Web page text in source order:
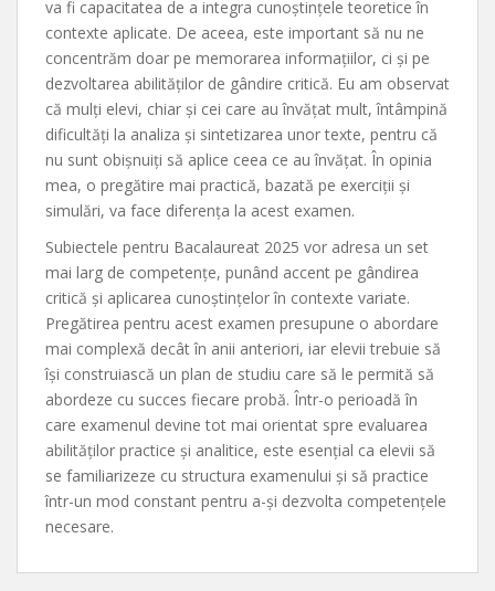
va fi capacitatea de a integra cunoștințele teoretice în
contexte aplicate. De aceea, este important să nu ne
concentrăm doar pe memorarea informațiilor, ci și pe
dezvoltarea abilităților de gândire critică. Eu am observat
că mulți elevi, chiar și cei care au învățat mult, întâmpină
dificultăți la analiza și sintetizarea unor texte, pentru că
nu sunt obișnuiți să aplice ceea ce au învățat. În opinia
mea, o pregătire mai practică, bazată pe exerciții și
simulări, va face diferența la acest examen.
Subiectele pentru Bacalaureat 2025 vor adresa un set
mai larg de competențe, punând accent pe gândirea
critică și aplicarea cunoștințelor în contexte variate.
Pregătirea pentru acest examen presupune o abordare
mai complexă decât în anii anteriori, iar elevii trebuie să
își construiască un plan de studiu care să le permită să
abordeze cu succes fiecare probă. Într-o perioadă în
care examenul devine tot mai orientat spre evaluarea
abilităților practice și analitice, este esențial ca elevii să
se familiarizeze cu structura examenului și să practice
într-un mod constant pentru a-și dezvolta competențele
necesare.